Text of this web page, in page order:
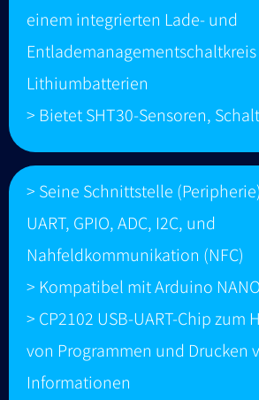
einem integrierten Lade- und
Lithiumbatterien
> Bietet SHT30-Sensoren,
> Seine Schnittstelle
UART, GPIO, ADC, I2C, und
Nahfeldkommunikation (NFC)
> Kompatibel mit Arduino
> CP2102 USB-UART-Chip zum
von Programmen und Drucken
Informationen